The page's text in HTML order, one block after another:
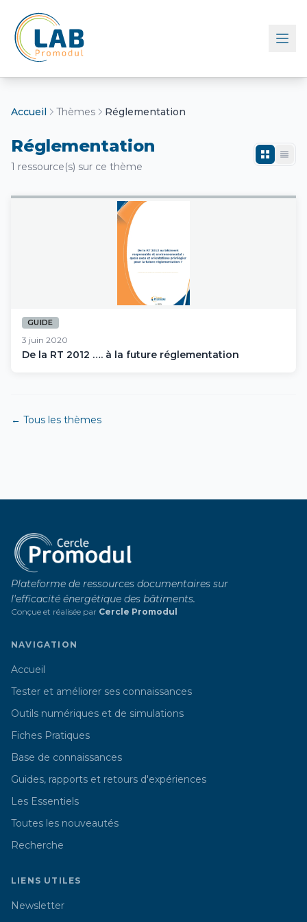
Retour à l'accueil
Accueil Thèmes Réglementation
Réglementation
1 ressource(s) sur ce thème
GUIDE
3 juin 2020
De la RT 2012 …. à la future réglementation
← Tous les thèmes
Plateforme de ressources documentaires sur
l'efficacité énergétique des bâtiments.
Conçue et réalisée par Cercle Promodul
NAVIGATION
Accueil
Tester et améliorer ses connaissances
Outils numériques et de simulations
Fiches Pratiques
Base de connaissances
Guides, rapports et retours d'expériences
Les Essentiels
Toutes les nouveautés
Recherche
LIENS UTILES
Newsletter